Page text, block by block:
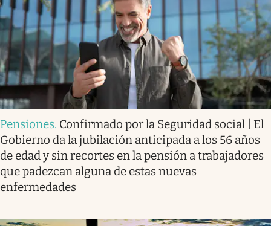
Pensiones. Confirmado por la Seguridad social | El
Gobierno da la jubilación anticipada a los 56 años
de edad y sin recortes en la pensión a trabajadores
que padezcan alguna de estas nuevas
enfermedades